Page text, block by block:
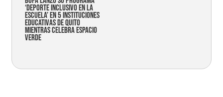
‘Deporte Inclusivo en la
Escuela’ en 5 instituciones
educativas de Quito
mientras celebra espacio
verde